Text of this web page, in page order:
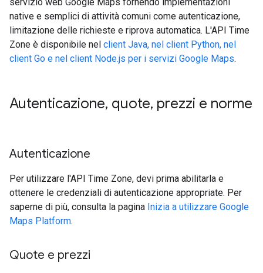
native e semplici di attività comuni come autenticazione,
limitazione delle richieste e riprova automatica. L'API Time
Zone è disponibile nel client Java, nel client Python, nel
client Go e nel client Node.js per i servizi Google Maps.
Autenticazione, quote, prezzi e norme
Autenticazione
Per utilizzare l'API Time Zone, devi prima abilitarla e
ottenere le credenziali di autenticazione appropriate. Per
saperne di più, consulta la pagina Inizia a utilizzare Google
Maps Platform.
Quote e prezzi